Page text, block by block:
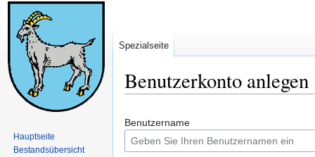
Benutzerkonto anlegen
Navigation
springen
Suche
springen
Benutzername
Spezialseite
Hauptseite
Bestandsübersicht